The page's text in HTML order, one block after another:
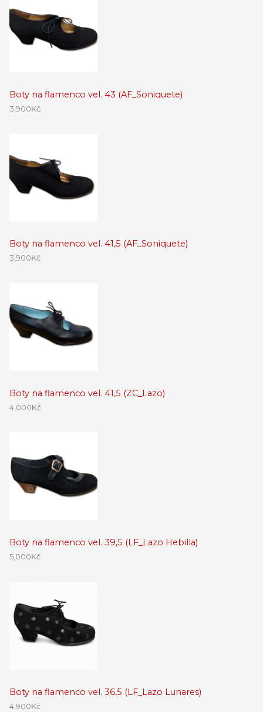
Boty na flamenco vel. 43 (AF_Soniquete)
3,900Kč
Boty na flamenco vel. 41,5 (AF_Soniquete)
3,900Kč
Boty na flamenco vel. 41,5 (ZC_Lazo)
4,000Kč
Boty na flamenco vel. 39,5 (LF_Lazo Hebilla)
5,000Kč
Boty na flamenco vel. 36,5 (LF_Lazo Lunares)
4,900Kč